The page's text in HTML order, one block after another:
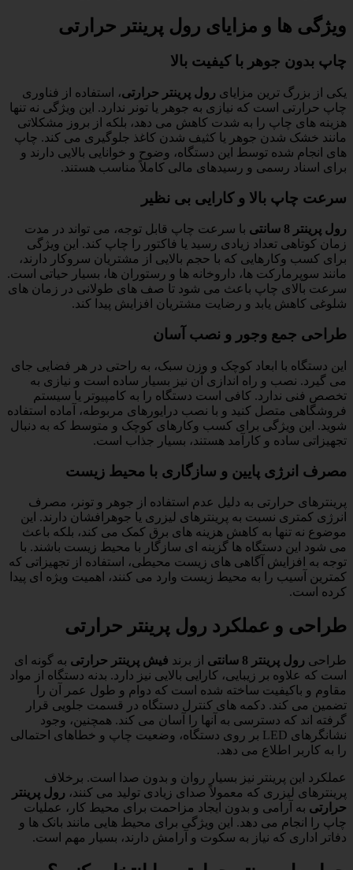
ویژگی ها و مزایای رول پرینتر حرارتی
چاپ بدون جوهر با کیفیت بالا
یکی از بزرگ ترین مزایای رول پرینتر حرارتی، استفاده از فناوری
چاپ حرارتی است که نیازی به جوهر یا تونر ندارد. این ویژگی نه تنها
هزینه های چاپ را به شدت کاهش می دهد، بلکه از بروز مشکلاتی
مانند خشک شدن جوهر یا کثیف شدن کاغذ جلوگیری می کند. چاپ
های انجام شده توسط این دستگاه، وضوح و خوانایی بالایی دارند و
برای اسناد رسمی و رسیدهای مالی کاملاً مناسب هستند.
سرعت چاپ بالا و کارایی بی نظیر
رول پرینتر 8 سانتی
با سرعت چاپ قابل توجه، می تواند در مدت
زمان کوتاهی تعداد زیادی رسید یا فاکتور را چاپ کند. این ویژگی
برای کسب وکارهایی که با حجم بالایی از مشتریان سروکار دارند،
مانند سوپرمارکت ها، داروخانه ها و رستوران ها، بسیار حیاتی است.
سرعت بالای چاپ باعث می شود تا صف های طولانی در زمان های
شلوغی کاهش یابد و رضایت مشتریان افزایش پیدا کند.
طراحی جمع وجور و نصب آسان
این دستگاه با ابعاد کوچک و وزن سبک، به راحتی در هر فضایی جای
می گیرد. نصب و راه اندازی آن نیز بسیار ساده است و نیازی به
تخصص فنی ندارد. کافی است دستگاه را به کامپیوتر یا سیستم
فروشگاهی متصل کنید و با نصب درایورهای مربوطه، آماده استفاده
شوید. این ویژگی برای کسب وکارهای کوچک و متوسط که به دنبال
تجهیزاتی ساده و کارآمد هستند، بسیار جذاب است.
مصرف انرژی پایین و سازگاری با محیط زیست
پرینترهای حرارتی به دلیل عدم استفاده از جوهر و تونر، مصرف
انرژی کمتری نسبت به پرینترهای لیزری یا جوهرافشان دارند. این
موضوع نه تنها به کاهش هزینه های برق کمک می کند، بلکه باعث
می شود این دستگاه ها گزینه ای سازگار با محیط زیست باشند. با
توجه به افزایش آگاهی های زیست محیطی، استفاده از تجهیزاتی که
کمترین آسیب را به محیط زیست وارد می کنند، اهمیت ویژه ای پیدا
کرده است.
طراحی و عملکرد رول پرینتر حرارتی
طراحی رول پرینتر 8 سانتی از برند فیش پرینتر حرارتی به گونه ای
است که علاوه بر زیبایی، کارایی بالایی نیز دارد. بدنه دستگاه از مواد
مقاوم و باکیفیت ساخته شده است که دوام و طول عمر آن را
تضمین می کند. دکمه های کنترل دستگاه در قسمت جلویی قرار
گرفته اند که دسترسی به آنها را آسان می کند. همچنین، وجود
نشانگرهای LED بر روی دستگاه، وضعیت چاپ و خطاهای احتمالی
را به کاربر اطلاع می دهد.
عملکرد این پرینتر نیز بسیار روان و بدون صدا است. برخلاف
پرینترهای لیزری که معمولاً صدای زیادی تولید می کنند، رول پرینتر
حرارتی به آرامی و بدون ایجاد مزاحمت برای محیط کار، عملیات
چاپ را انجام می دهد. این ویژگی برای محیط هایی مانند بانک ها و
دفاتر اداری که نیاز به سکوت و آرامش دارند، بسیار مهم است.